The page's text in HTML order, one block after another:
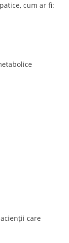
cum ar fi:
care